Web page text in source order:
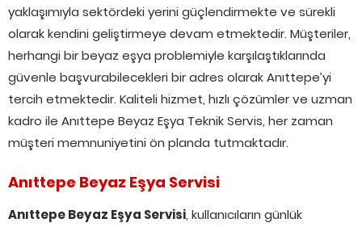
yaklaşımıyla sektördeki yerini güçlendirmekte ve sürekli
olarak kendini geliştirmeye devam etmektedir. Müşteriler,
herhangi bir beyaz eşya problemiyle karşılaştıklarında
güvenle başvurabilecekleri bir adres olarak Anıttepe’yi
tercih etmektedir. Kaliteli hizmet, hızlı çözümler ve uzman
kadro ile Anıttepe Beyaz Eşya Teknik Servis, her zaman
müşteri memnuniyetini ön planda tutmaktadır.
Anıttepe Beyaz Eşya Servisi
Anıttepe Beyaz Eşya Servisi, kullanıcıların günlük